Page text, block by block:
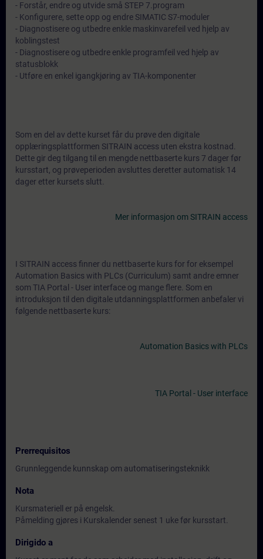
- Forstår, endre og utvide små STEP 7.program
- Konfigurere, sette opp og endre SIMATIC S7-moduler
- Diagnostisere og utbedre enkle maskinvarefeil ved hjelp av
koblingstest
- Diagnostisere og utbedre enkle programfeil ved hjelp av
statusblokk
- Utføre en enkel igangkjøring av TIA-komponenter
Som en del av dette kurset får du prøve den digitale
opplæringsplattformen SITRAIN access uten ekstra kostnad.
Dette gir deg tilgang til en mengde nettbaserte kurs 7 dager før
kursstart, og prøveperioden avsluttes deretter automatisk 14
dager etter kursets slutt.
Mer informasjon om SITRAIN access
I SITRAIN access finner du nettbaserte kurs for for eksempel
Automation Basics with PLCs (Curriculum) samt andre emner
som TIA Portal - User interface og mange flere. Som en
introduksjon til den digitale utdanningsplattformen anbefaler vi
følgende nettbaserte kurs:
Automation Basics with PLCs
TIA Portal - User interface
Prerrequisitos
Grunnleggende kunnskap om automatiseringsteknikk
Nota
Kursmateriell er på engelsk.
Påmelding gjøres i Kurskalender senest 1 uke før kursstart.
Dirigido a